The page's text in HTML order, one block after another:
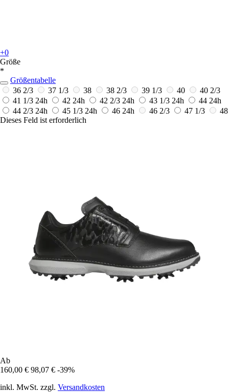
+0
Größe
*
Größentabelle
36 2/3
37 1/3 38 38 2/3 39 1/3 40
40 2/3
41 1/3 24h 42 24h 42 2/3 24h 43 1/3 24h 44 24h
44 2/3 24h 45 1/3 24h 46 24h 46 2/3 47 1/3
48
Dieses Feld ist erforderlich
Ab
160,00 € 98,07 € -39%
inkl. MwSt. zzgl. Versandkosten